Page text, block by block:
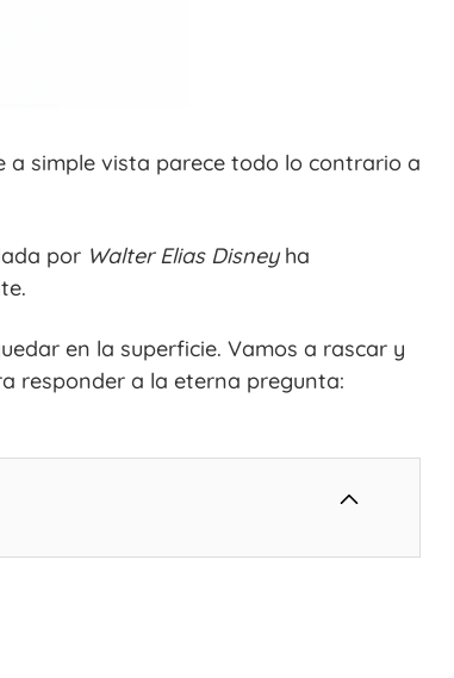
a simple vista parece todo lo contrario a
por Walter Elias Disneyha
en la superficie. Vamos a rascar y
responder a la eterna pregunta: